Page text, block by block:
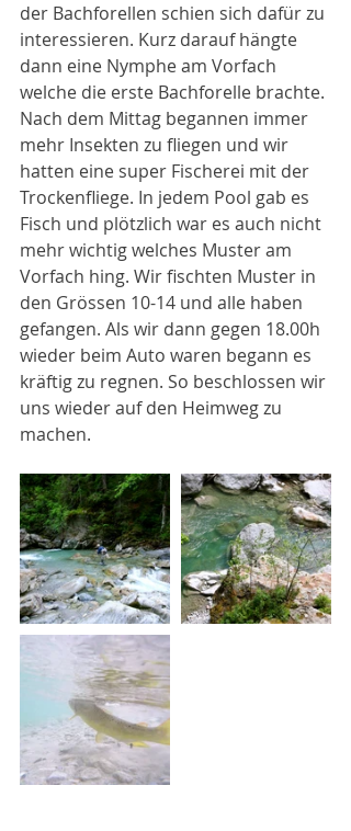
der Bachforellen schien sich dafür zu
interessieren. Kurz darauf hängte
dann eine Nymphe am Vorfach
welche die erste Bachforelle brachte.
Nach dem Mittag begannen immer
mehr Insekten zu fliegen und wir
hatten eine super Fischerei mit der
Trockenfliege. In jedem Pool gab es
Fisch und plötzlich war es auch nicht
mehr wichtig welches Muster am
Vorfach hing. Wir fischten Muster in
den Grössen 10-14 und alle haben
gefangen. Als wir dann gegen 18.00h
wieder beim Auto waren begann es
kräftig zu regnen. So beschlossen wir
uns wieder auf den Heimweg zu
machen.